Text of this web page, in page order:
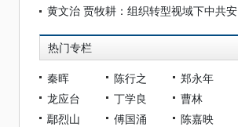
热门专栏
秦晖 陈行之
郑永年
龙应台
丁学良
曹林
鄢烈山
傅国涌
陈嘉映